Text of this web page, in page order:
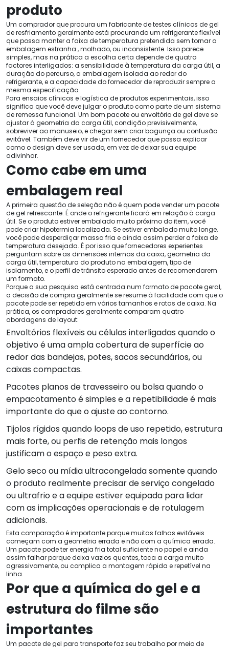
produto
Um comprador que procura um fabricante de testes clínicos de gel
de resfriamento geralmente está procurando um refrigerante flexível
que possa manter a faixa de temperatura pretendida sem tornar a
embalagem estranha., molhado, ou inconsistente. Isso parece
simples, mas na prática a escolha certa depende de quatro
factores interligados: a sensibilidade à temperatura da carga útil, a
duração do percurso, a embalagem isolada ao redor do
refrigerante, e a capacidade do fornecedor de reproduzir sempre a
mesma especificação.
Para ensaios clínicos e logística de produtos experimentais, isso
significa que você deve julgar o produto como parte de um sistema
de remessa funcional. Um bom pacote ou envoltório de gel deve se
ajustar à geometria da carga útil, condição previsivelmente,
sobreviver ao manuseio, e chegar sem criar bagunça ou confusão
evitável. Também deve vir de um fornecedor que possa explicar
como o design deve ser usado, em vez de deixar sua equipe
adivinhar.
Como cabe em uma
embalagem real
A primeira questão de seleção não é quem pode vender um pacote
de gel refrescante. É onde o refrigerante ficará em relação à carga
útil. Se o produto estiver embalado muito próximo do item, você
pode criar hipotermia localizada. Se estiver embalado muito longe,
você pode desperdiçar massa fria e ainda assim perder a faixa de
temperatura desejada. É por isso que fornecedores experientes
perguntam sobre as dimensões internas da caixa, geometria da
carga útil, temperatura do produto na embalagem, tipo de
isolamento, e o perfil de trânsito esperado antes de recomendarem
um formato.
Porque a sua pesquisa está centrada num formato de pacote geral,
a decisão de compra geralmente se resume à facilidade com que o
pacote pode ser repetido em vários tamanhos e rotas de caixa. Na
prática, os compradores geralmente comparam quatro
abordagens de layout:
Envoltórios flexíveis ou células interligadas quando o
objetivo é uma ampla cobertura de superfície ao
redor das bandejas, potes, sacos secundários, ou
caixas compactas.
Pacotes planos de travesseiro ou bolsa quando o
empacotamento é simples e a repetibilidade é mais
importante do que o ajuste ao contorno.
Tijolos rígidos quando loops de uso repetido, estrutura
mais forte, ou perfis de retenção mais longos
justificam o espaço e peso extra.
Gelo seco ou mídia ultracongelada somente quando
o produto realmente precisar de serviço congelado
ou ultrafrio e a equipe estiver equipada para lidar
com as implicações operacionais e de rotulagem
adicionais.
Esta comparação é importante porque muitas falhas evitáveis ​​
começam com a geometria errada e não com a química errada.
Um pacote pode ter energia fria total suficiente no papel e ainda
assim falhar porque deixa vazios quentes, toca a carga muito
agressivamente, ou complica a montagem rápida e repetível na
linha.
Por que a química do gel e a
estrutura do filme são
importantes
Um pacote de gel para transporte faz seu trabalho por meio de